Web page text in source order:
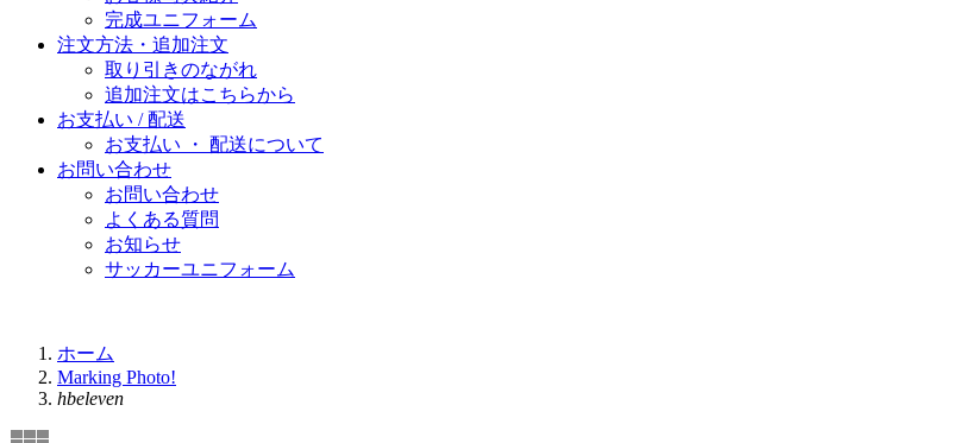
完成ユニフォーム
注文方法・追加注文
取り引きのながれ
追加注文はこちらから
お支払い / 配送
お支払い ・ 配送について
お問い合わせ
お問い合わせ
よくある質問
お知らせ
サッカーユニフォーム
ホーム
Marking Photo!
hbeleven